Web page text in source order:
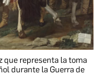
que representa la toma
durante la Guerra de